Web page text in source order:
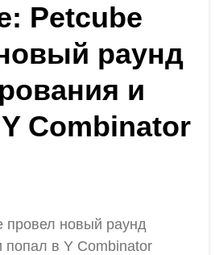
Petcube
раунд
и
Combinator
провел новый раунд
попал в Y Combinator